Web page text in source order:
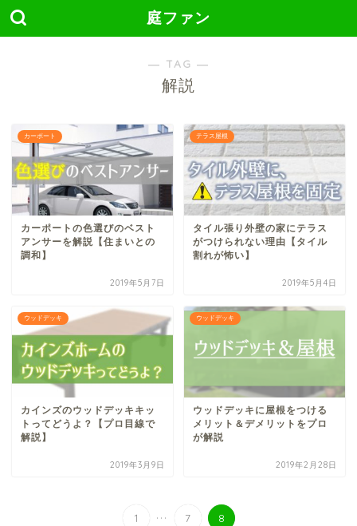
庭ファン
― TAG ―
解説
カーポート
カーポートの色選びのベスト
アンサーを解説【住まいとの
調和】
2019年5月7日
テラス屋根
タイル張り外壁の家にテラス
がつけられない理由【タイル
割れが怖い】
2019年5月4日
ウッドデッキ
カインズのウッドデッキキッ
トってどうよ？【プロ目線で
解説】
2019年3月9日
ウッドデッキ
ウッドデッキに屋根をつける
メリット＆デメリットをプロ
が解説
2019年2月28日
1 ... 7 8